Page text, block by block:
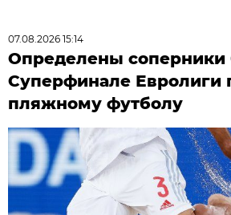
07.08.2026 15:14
Определены соперники
Суперфинале Евролиги
пляжному футболу